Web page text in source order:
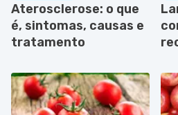
Aterosclerose: o que
é, sintomas, causas e
tratamento